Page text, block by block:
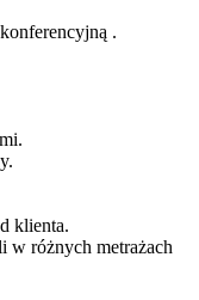
.
klienta.
w różnych metrażach